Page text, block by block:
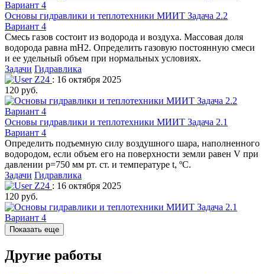
Основы гидравлики и теплотехники МИИТ Задача 2.2
Вариант 4
Смесь газов состоит из водорода и воздуха. Массовая доля
водорода равна mH2. Определить газовую постоянную смеси
и ее удельный объем при нормальных условиях.
Задачи Гидравлика
Z24 : 16 октября 2025
120 руб.
Основы гидравлики и теплотехники МИИТ Задача 2.1
Вариант 4
Определить подъемную силу воздушного шара, наполненного
водородом, если объем его на поверхности земли равен V при
давлении р=750 мм рт. ст. и температуре t, ºC.
Задачи Гидравлика
Z24 : 16 октября 2025
120 руб.
Показать еще
Другие работы